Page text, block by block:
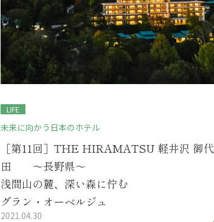
LIFE
未来に向かう日本のホテル
［第11回］THE HIRAMATSU 軽井沢 御代
田 ～長野県～
浅間山の麓、深い森に佇む
グラン・オーベルジュ
2021.04.30